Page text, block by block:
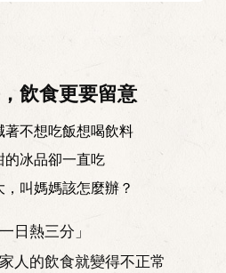
飲食更要留意
不想吃飯想喝飲料
冰品卻一直吃
叫媽媽該怎麼辦？
日熱三分」
人的飲食就變得不正常